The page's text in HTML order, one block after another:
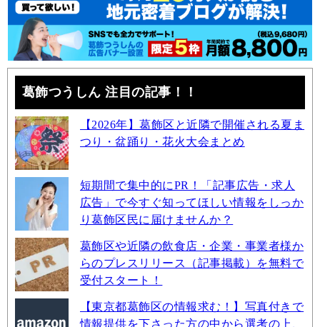
葛飾つうしん 注目の記事！！
【2026年】葛飾区と近隣で開催される夏ま
つり・盆踊り・花火大会まとめ
短期間で集中的にPR！「記事広告・求人
広告」で今すぐ知ってほしい情報をしっか
り葛飾区民に届けませんか？
葛飾区や近隣の飲食店・企業・事業者様か
らのプレスリリース（記事掲載）を無料で
受付スタート！
【東京都葛飾区の情報求む！】写真付きで
情報提供を下さった方の中から選考の上、